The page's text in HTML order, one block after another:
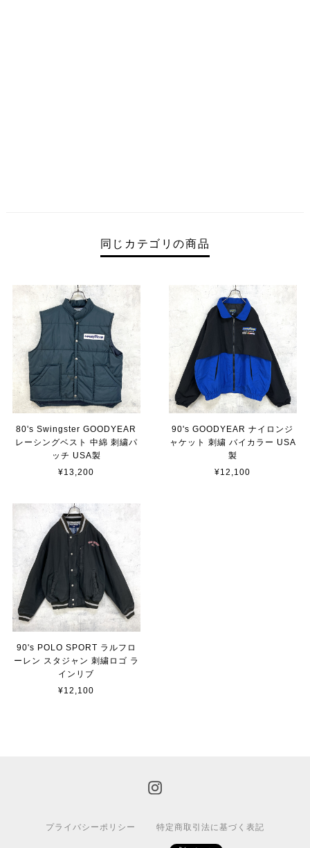
同じカテゴリの商品
80's Swingster GOODYEAR
レーシングベスト 中綿 刺繍パ
ッチ USA製
¥13,200
90's GOODYEAR ナイロンジ
ャケット 刺繍 バイカラー USA
製
¥12,100
90's POLO SPORT ラルフロ
ーレン スタジャン 刺繍ロゴ ラ
インリブ
¥12,100
プライバシーポリシー 特定商取引法に基づく表記